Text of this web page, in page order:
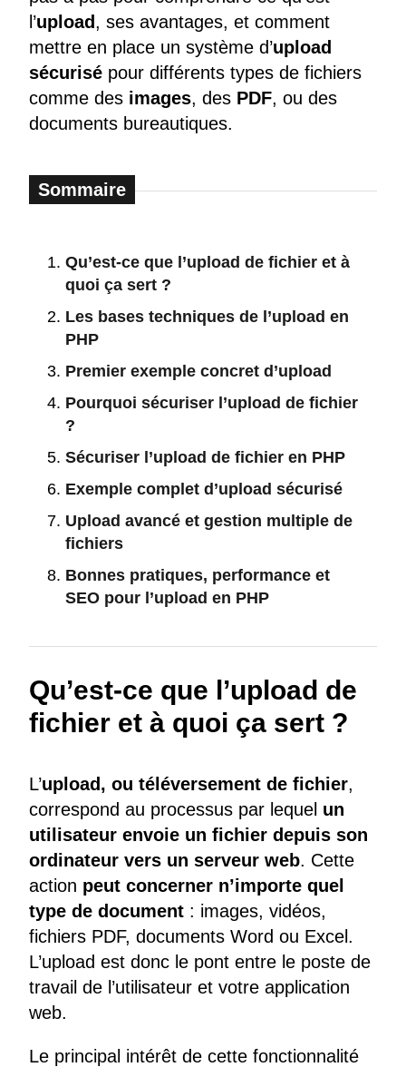
l’upload, ses avantages, et comment
mettre en place un système d’upload
sécurisé pour différents types de fichiers
comme des images, des PDF, ou des
documents bureautiques.
Qu’est-ce que l’upload de fichier et à
quoi ça sert ?
Les bases techniques de l’upload en
PHP
Premier exemple concret d’upload
Pourquoi sécuriser l’upload de fichier
?
Sécuriser l’upload de fichier en PHP
Exemple complet d’upload sécurisé
Upload avancé et gestion multiple de
fichiers
Bonnes pratiques, performance et
SEO pour l’upload en PHP
Qu’est-ce que l’upload de
fichier et à quoi ça sert ?
L’upload, ou téléversement de fichier,
correspond au processus par lequel un
utilisateur envoie un fichier depuis son
ordinateur vers un serveur web. Cette
action peut concerner n’importe quel
type de document : images, vidéos,
fichiers PDF, documents Word ou Excel.
L’upload est donc le pont entre le poste de
travail de l’utilisateur et votre application
web.
Le principal intérêt de cette fonctionnalité